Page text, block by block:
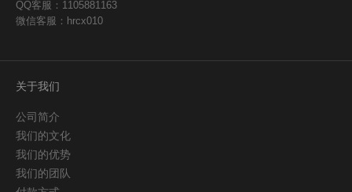
QQ客服：1105881163
微信客服：hrcx010
关于我们
公司简介
我们的文化
我们的优势
我们的团队